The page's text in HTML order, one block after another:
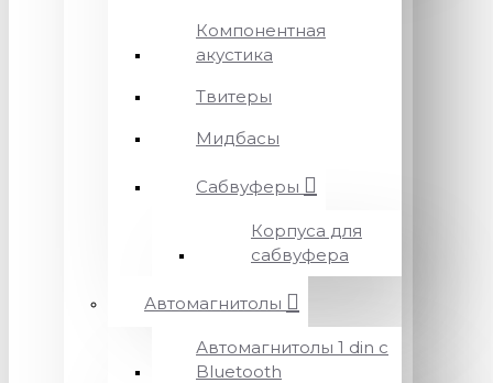
Компонентная
акустика
Твитеры
Мидбасы
Сабвуферы
Корпуса для
сабвуфера
Автомагнитолы
Автомагнитолы 1 din с
Bluetooth